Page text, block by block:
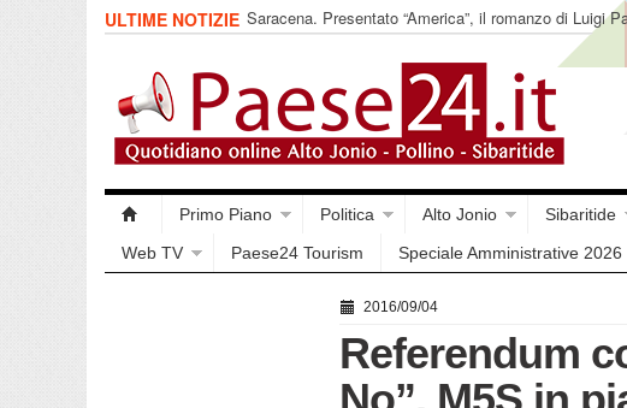
ULTIME NOTIZIE Saracena. Presentato “America”, il romanzo di Luigi
racconta l’emigrazione
Primo Piano Politica Alto Jonio Sibaritide
Web TV
Paese24 Tourism Speciale Amministrative 2026
2016/09/04
Referendum